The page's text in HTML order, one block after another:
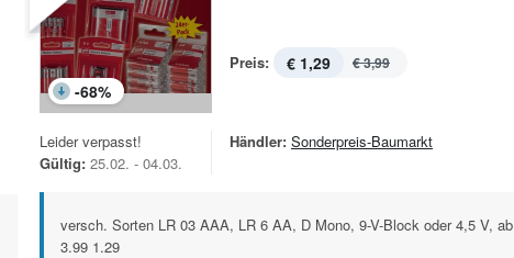
-68%
Preis: € 1,29 € 3,99
Leider verpasst!
Gültig: 25.02. - 04.03.
Händler: Sonderpreis-Baumarkt
versch. Sorten LR 03 AAA, LR 6 AA, D Mono, 9-V-Block oder 4,5 V, ab
3.99 1.29